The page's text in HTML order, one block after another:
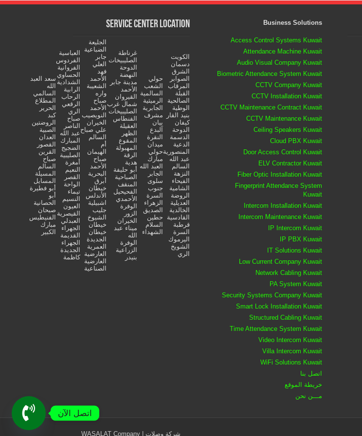
Business Solutions
Access Control Systems Kuwait
Attendance Machine Kuwait
Audio Visual Company Kuwait
Biometric Attendance System Kuwait
CCTV Company Kuwait
CCTV Installation Kuwait
CCTV Maintenance Contract Kuwait
CCTV Maintenance Kuwait
Ceiling Speakers Kuwait
Cloud PBX Kuwait
Door Access Control Kuwait
ELV Contractor Kuwait
Fiber Optic Installation Kuwait
Fingerprint Attendance System
Kuwait
Intercom Installation Kuwait
Intercom Maintenance Kuwait
IP Intercom Kuwait
IP PBX Kuwait
IT Solutions Kuwait
Low Current Company Kuwait
Network Cabling Kuwait
PA System Kuwait
Security Systems Company Kuwait
Smart Lock Installation Kuwait
Structured Cabling Kuwait
Time Attendance System Kuwait
Video Intercom Kuwait
Villa Intercom Kuwait
WiFi Solutions Kuwait
اتصل بنا
خريطة الموقع
مـــن نحن
Service Center Location
الكويت
دسمان
الشرق
الصوابر
المرقاب
القبلة
الصالحية
الوطية
بنيد القار
كيفان
الدوحة
الدسمة
الدعية
المنصورية
عبد الله
السالم
النزهة
الفيحاء
الشامية
الروضة
العديلية
الخالدية
القادسية
قرطبة
السرة
اليرموك
الشويخ
الري
حولي
الشعب
السالمية
الرميثية
الجابرية
مشرف
بيان
آلبدع
النقرة
ميدان
حولي
مبارك
العبد الله
الجابر
سلوى
جنوب
السرة
الزهراء
الصديق
حطين
السلام
الشهداء
غرناطة
الصليبيخات
الدوحة
النهضة
مدينة جابر
الأحمد
القيروان
شمال غرب
الصليبيخات
الفنطاس
العقيلة
الظهر
المقوع
المهبولة
الرقة
هدية
أبو حليفة
الصباحية
المنقف
الفحيحيل
الأحمدي
الوفرة
الزور
الخيران
ميناء عبد
الله
الوفرة
الزراعية
بنيدر
الجليعة
الضباعية
جابر
العلي
فهد
الأحمد
الشعيبة
واره
صباح
الأحمد
النويصيب
الخيران
علي صباح
السالم
أم
الهيمان
صباح
الأحمد
البحرية
أبرق
خيطان
الأندلس
اشبيلية
جليب
الشيوخ
خيطان
خيطان
الجديدة
العمرية
العارضية
العارضية
الصناعية
العباسية
الفردوس
الفروانية
الحساوي
الشدادية
الرابية
الرحاب
الرقعي
الري
صباح
الناصر
عبد الله
المبارك
الضجيج
الصليبية
أمغرة
النعيم
القصر
الواحة
تيماء
النسيم
العيون
القيصرية
العبدلي
الجهراء
القديمة
الجهراء
الجديدة
كاظمة
سعد العبد
الله
السالمي
المطلاع
الحرير
كبد
الروضتين
الصبية
العدان
القصور
القرين
صباح
السالم
المسيلة
المسايل
أبو فطيرة
أبو
الحصانية
صبحان
الفنيطيس
مبارك
الكبير
شركة وصلات | WASALAT Company
اتصل الآن